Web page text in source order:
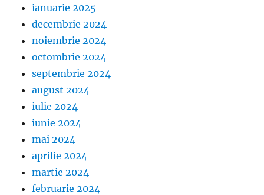
ianuarie 2025
decembrie 2024
noiembrie 2024
octombrie 2024
septembrie 2024
august 2024
iulie 2024
iunie 2024
mai 2024
aprilie 2024
martie 2024
februarie 2024